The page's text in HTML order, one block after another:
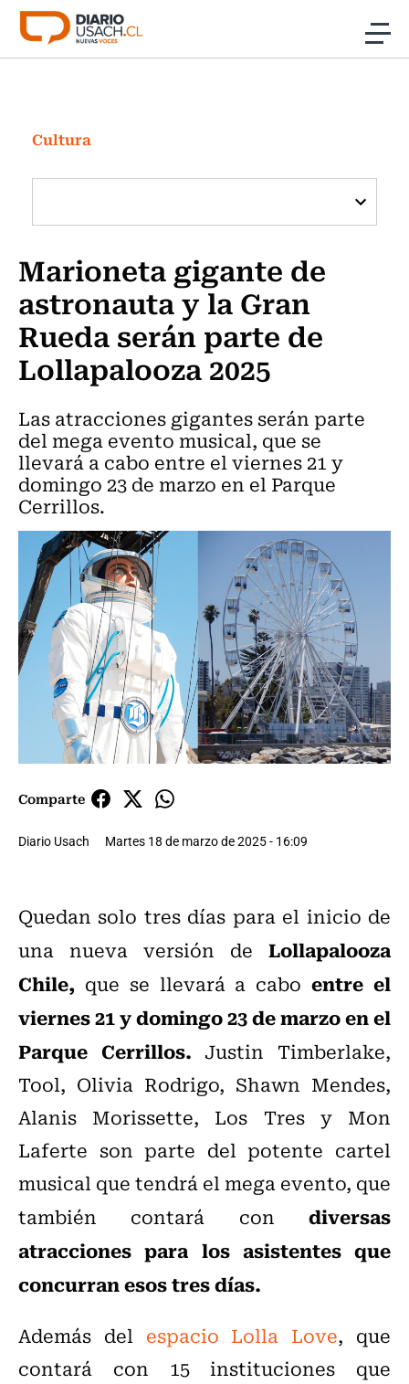
Click acá para ir directamente al contenido
Investigación
Cultura
Programas Radio y TV Usach
Cultura
Marioneta gigante de
astronauta y la Gran
Rueda serán parte de
Lollapalooza 2025
Las atracciones gigantes serán parte
del mega evento musical, que se
llevará a cabo entre el viernes 21 y
domingo 23 de marzo en el Parque
Cerrillos.
Comparte
Diario Usach Martes 18 de marzo de 2025 - 16:09
Quedan solo tres días para el inicio de
una nueva versión de Lollapalooza
Chile, que se llevará a caboentre el
viernes 21 y domingo 23 de marzo en el
Parque Cerrillos. Justin Timberlake,
Tool, Olivia Rodrigo, Shawn Mendes,
Alanis Morissette, Los Tres y Mon
Laferte son parte del potente cartel
musical que tendrá el mega evento, que
también contará con diversas
atracciones para los asistentes que
concurran esos tres días.
Además del espacio Lolla Love, que
contará con 15 instituciones que